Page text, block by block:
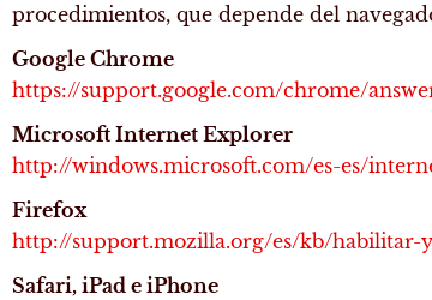
procedimientos, que depende del
Google Chrome
https://support.google.com/chrome/
Microsoft Internet Explorer
http://windows.microsoft.com/es-es/
Firefox
http://support.mozilla.org/es/kb/habilitar-
Safari, iPad e iPhone